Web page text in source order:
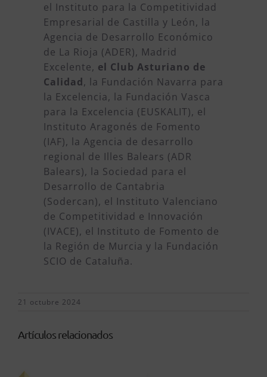
el Instituto para la Competitividad
Empresarial de Castilla y León, la
Agencia de Desarrollo Económico
de La Rioja (ADER), Madrid
Excelente, el Club Asturiano de
Calidad, la Fundación Navarra para
la Excelencia, la Fundación Vasca
para la Excelencia (EUSKALIT), el
Instituto Aragonés de Fomento
(IAF), la Agencia de desarrollo
regional de Illes Balears (ADR
Balears), la Sociedad para el
Desarrollo de Cantabria
(Sodercan), el Instituto Valenciano
de Competitividad e Innovación
(IVACE), el Instituto de Fomento de
la Región de Murcia y la Fundación
SCIO de Cataluña.
21 octubre 2024
Artículos relacionados